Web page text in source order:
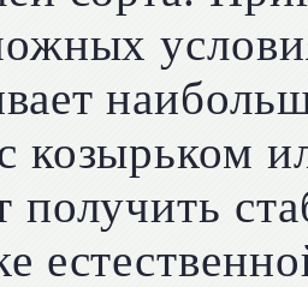
козырьком
получить